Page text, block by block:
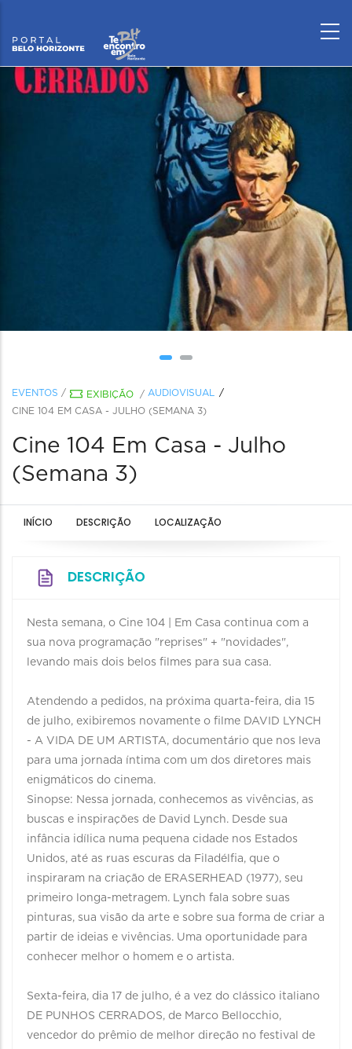
EVENTOS / EXIBIÇÃO / AUDIOVISUAL
CINE 104 EM CASA - JULHO (SEMANA 3)
Cine 104 Em Casa - Julho
(Semana 3)
INÍCIO DESCRIÇÃO LOCALIZAÇÃO
DESCRIÇÃO
Nesta semana, o Cine 104 | Em Casa continua com a
sua nova programação "reprises" + "novidades",
levando mais dois belos filmes para sua casa.
Atendendo a pedidos, na próxima quarta-feira, dia 15
de julho, exibiremos novamente o filme DAVID LYNCH
- A VIDA DE UM ARTISTA, documentário que nos leva
para uma jornada íntima com um dos diretores mais
enigmáticos do cinema.
Sinopse: Nessa jornada, conhecemos as vivências, as
buscas e inspirações de David Lynch. Desde sua
infância idílica numa pequena cidade nos Estados
Unidos, até as ruas escuras da Filadélfia, que o
inspiraram na criação de ERASERHEAD (1977), seu
primeiro longa-metragem. Lynch fala sobre suas
pinturas, sua visão da arte e sobre sua forma de criar a
partir de ideias e vivências. Uma oportunidade para
conhecer melhor o homem e o artista.
Sexta-feira, dia 17 de julho, é a vez do clássico italiano
DE PUNHOS CERRADOS, de Marco Bellocchio,
vencedor do prêmio de melhor direção no festival de